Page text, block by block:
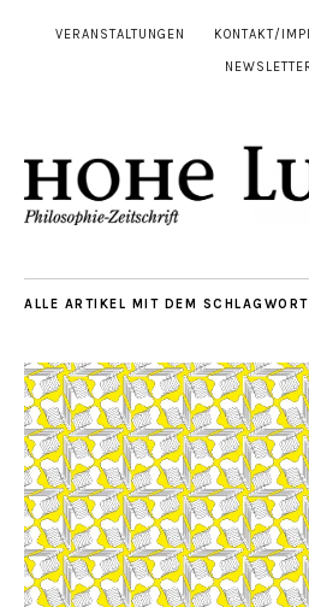
VERANSTALTUNGEN KONTAKT/
ALLE ARTIKEL MIT DEM